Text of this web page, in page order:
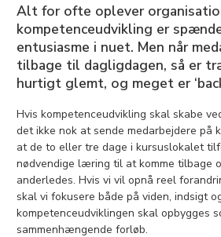
Alt for ofte oplever
kompetenceudvikling er
entusiasme i nuet. Men når
tilbage til dagligdagen, så er
hurtigt glemt, og meget er
Hvis kompetenceudvikling skal skabe
det ikke nok at sende medarbejdere på
at de to eller tre dage i kursuslokalet
nødvendige læring til at komme tilbage
anderledes. Hvis vi vil opnå reel
skal vi fokusere både på viden, indsigt
kompetenceudviklingen skal opbygges
sammenhængende forløb.